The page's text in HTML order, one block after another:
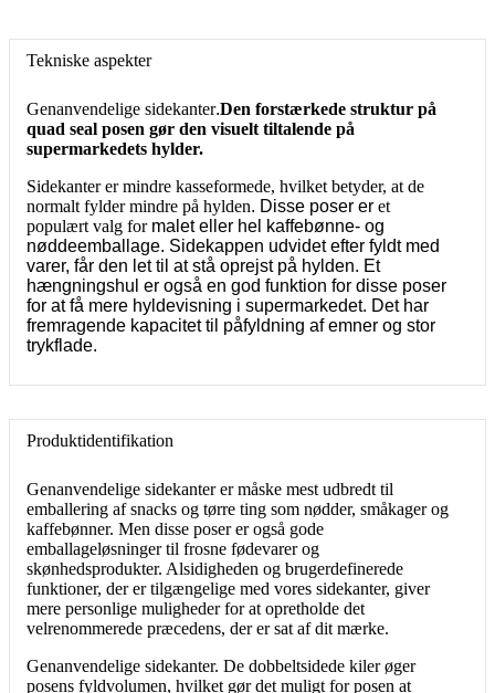
Tekniske aspekter
Genanvendelige sidekanter.Den forstærkede struktur på
quad seal posen gør den visuelt tiltalende på
supermarkedets hylder.
Sidekanter er mindre kasseformede, hvilket betyder, at de
normalt fylder mindre på hylden. Disse poser er et
populært valg for malet eller hel kaffebønne- og
nøddeemballage. Sidekappen udvidet efter fyldt med
varer, får den let til at stå oprejst på hylden. Et
hængningshul er også en god funktion for disse poser
for at få mere hyldevisning i supermarkedet. Det har
fremragende kapacitet til påfyldning af emner og stor
trykflade.
Produktidentifikation
Genanvendelige sidekanter er måske mest udbredt til
emballering af snacks og tørre ting som nødder, småkager og
kaffebønner. Men disse poser er også gode
emballageløsninger til frosne fødevarer og
skønhedsprodukter. Alsidigheden og brugerdefinerede
funktioner, der er tilgængelige med vores sidekanter, giver
mere personlige muligheder for at opretholde det
velrenommerede præcedens, der er sat af dit mærke.
Genanvendelige sidekanter. De dobbeltsidede kiler øger
posens fyldvolumen, hvilket gør det muligt for posen at